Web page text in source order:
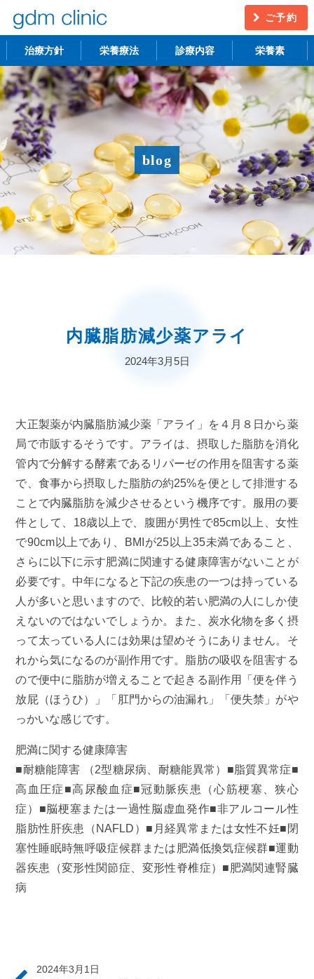
ご予約
治療方針 栄養療法 診療内容
不妊治療 うつ・慢性疲労
アンチエイジング 更年期障害
アトピー性皮膚炎 ニキビ・シミ
レーザー脱毛 月経
栄養素
blog
内臓脂肪減少薬アライ
2024年3月5日
大正製薬が内臓脂肪減少薬「アライ」を４月８日から薬
局で市販するそうです。 アライは、摂取した脂肪を消化
管内で分解する酵素であるリパーゼの作用を阻害する薬
で、食事から摂取した脂肪の約25%を便として排泄する
ことで内臓脂肪を減少させるという機序です。
服用の要
件として、18歳以上で、腹囲が男性で85cm以上、女性
で90cm以上であり、BMIが25以上35未満であること、
さらに以下に示す肥満に関連する健康障害がないことが
必要です。中年になると下記の疾患の一つは持っている
人が多いと思いますので、比較的若い肥満の人にしか使
えないのではないでしょうか。また、炭水化物を多く摂
って太っている人には効果は望めそうにありません。そ
れから気になるのが副作用です。脂肪の吸収を阻害する
ので便中に脂肪が増えることで起きる副作用「便を伴う
放屁（ほうひ）」「肛門からの油漏れ」「便失禁」がや
っかいな感じです。
肥満に関する健康障害
■耐糖能障害 （2型糖尿病、耐糖能異常）■脂質異常症■
高血圧症■高尿酸血症■冠動脈疾患（心筋梗塞、狭心
症）■脳梗塞または一過性脳虚血発作■非アルコール性
脂肪性肝疾患（NAFLD）■月経異常または女性不妊■閉
塞性睡眠時無呼吸症候群または肥満低換気症候群■運動
器疾患（変形性関節症、変形性脊椎症）■肥満関連腎臓
病
2024年3月1日